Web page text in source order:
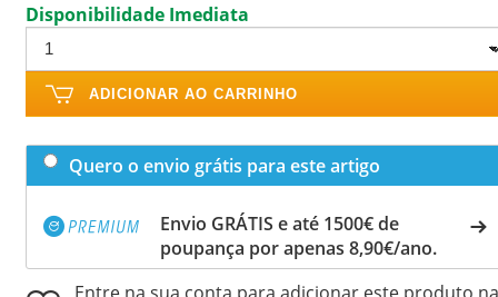
Disponibilidade Imediata
ADICIONAR AO CARRINHO
Quero o envio grátis para este artigo
Envio GRÁTIS e até 1500€ de
poupança por apenas 8,90€/ano.